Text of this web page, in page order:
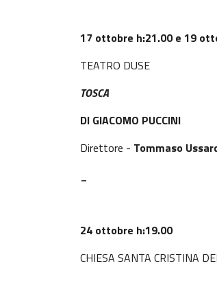
17 ottobre h:21.00 e 19
TEATRO DUSE
TOSCA
DI GIACOMO PUCCINI
Direttore - Tommaso
24 ottobre h:19.00
CHIESA SANTA CRISTINA